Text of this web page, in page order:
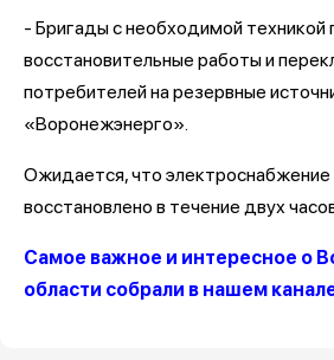
- Бригады с необходимой техникой
восстановительные работы и
потребителей на резервные
«Воронежэнерго».
Ожидается, что
восстановлено в течение двух
Самое важное и интересное о
области собрали в нашем